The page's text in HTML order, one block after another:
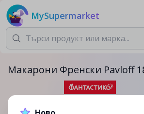
MySupermarket
Макарони Френски Pavloff
10.49лв.